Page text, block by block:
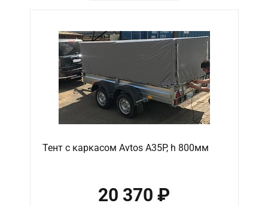
Тент с каркасом Avtos A35P, h 800мм
20 370 ₽